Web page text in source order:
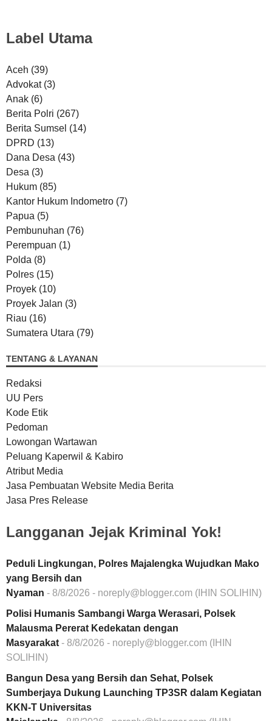
Label Utama
Aceh (39)
Advokat (3)
Anak (6)
Berita Polri (267)
Berita Sumsel (14)
DPRD (13)
Dana Desa (43)
Desa (3)
Hukum (85)
Kantor Hukum Indometro (7)
Papua (5)
Pembunuhan (76)
Perempuan (1)
Polda (8)
Polres (15)
Proyek (10)
Proyek Jalan (3)
Riau (16)
Sumatera Utara (79)
TENTANG & LAYANAN
Redaksi
UU Pers
Kode Etik
Pedoman
Lowongan Wartawan
Peluang Kaperwil & Kabiro
Atribut Media
Jasa Pembuatan Website Media Berita
Jasa Pres Release
Langganan Jejak Kriminal Yok!
Peduli Lingkungan, Polres Majalengka Wujudkan Mako
yang Bersih dan
Nyaman - 8/8/2026 - noreply@blogger.com (IHIN SOLIHIN)
Polisi Humanis Sambangi Warga Werasari, Polsek
Malausma Pererat Kedekatan dengan
Masyarakat - 8/8/2026 - noreply@blogger.com (IHIN
SOLIHIN)
Bangun Desa yang Bersih dan Sehat, Polsek
Sumberjaya Dukung Launching TP3SR dalam Kegiatan
KKN-T Universitas